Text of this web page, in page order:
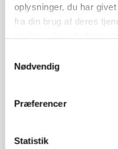
oplysninger, du har
fra din brug af deres
Nødvendig
Præferencer
Statistik
Danish Crown slår
gab er 3 kroner – ikke